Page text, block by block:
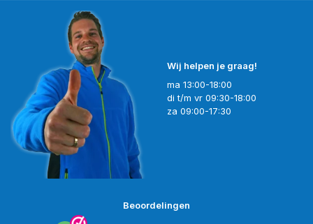
Wij helpen je graag!
ma 13:00-18:00
di t/m vr 09:30-18:00
za 09:00-17:30
Beoordelingen